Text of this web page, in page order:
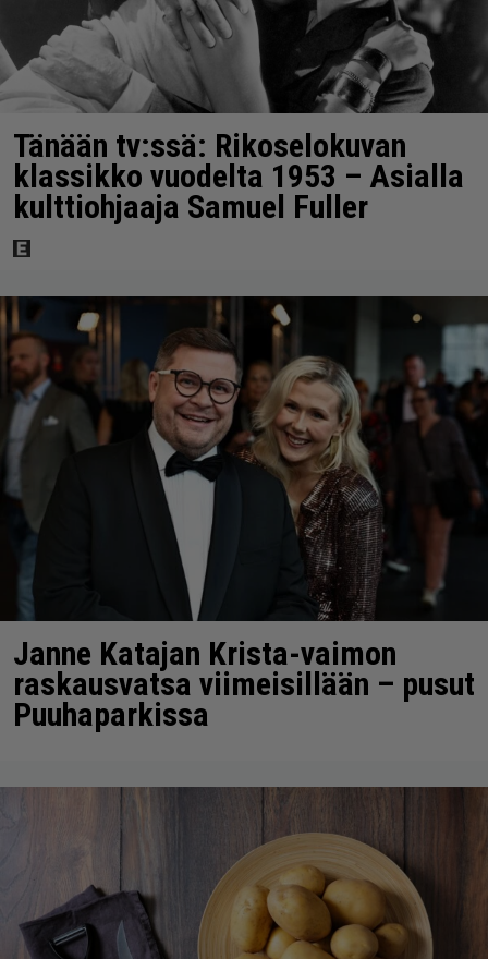
Tänään tv:ssä: Rikoselokuvan
klassikko vuodelta 1953 – Asialla
kulttiohjaaja Samuel Fuller
Janne Katajan Krista-vaimon
raskausvatsa viimeisillään – pusut
Puuhaparkissa